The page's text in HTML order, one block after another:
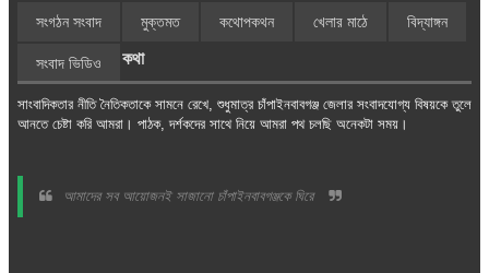
সংগঠন সংবাদ মুক্তমত কথোপকথন খেলার মাঠে বিদ্যাঙ্গন
সংবাদ ভিডিও কথা
সাংবাদিকতার নীতি নৈতিকতাকে সামনে রেখে, শুধুমাত্র চাঁপাইনবাবগঞ্জ জেলার সংবাদযোগ্য বিষয়কে তুলে
আনতে চেষ্টা করি আমরা। পাঠক, দর্শকদের সাথে নিয়ে আমরা পথ চলছি অনেকটা সময়।
আমাদের সব আয়োজনই সাজানো চাঁপাইনবাবগঞ্জকে ঘিরে